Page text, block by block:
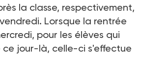
la classe, respectivement,
Lorsque la rentrée
pour les élèves qui
ce jour-là, celle-ci s'effectue